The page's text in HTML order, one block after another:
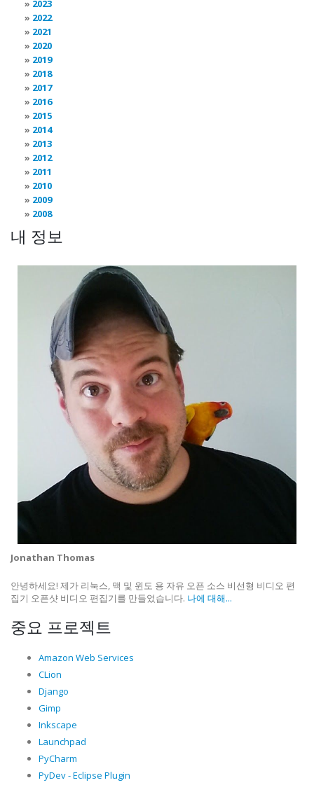
2023
2022
2021
2020
2019
2018
2017
2016
2015
2014
2013
2012
2011
2010
2009
2008
내 정보
Jonathan Thomas
안녕하세요! 제가 리눅스, 맥 및 윈도 용 자유 오픈 소스 비선형 비디오 편
집기 오픈샷 비디오 편집기를 만들었습니다. 나에 대해...
중요 프로젝트
Amazon Web Services
CLion
Django
Gimp
Inkscape
Launchpad
PyCharm
PyDev - Eclipse Plugin